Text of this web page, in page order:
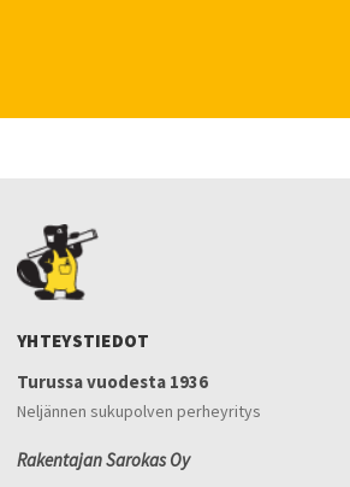
YHTEYSTIEDOT
Turussa vuodesta 1936
Neljännen sukupolven perheyritys
Rakentajan Sarokas Oy